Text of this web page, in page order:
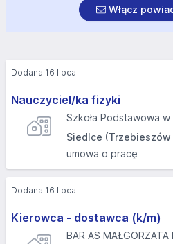
Włącz
Nauczyciel/ka fizyki
Szkoła Podstawowa
Siedlce
umowa o pracę
Dodana 16 lipca
Kierowca - dostawca (k/m)
BAR AS MAŁGORZATA
Dodana 16 lipca